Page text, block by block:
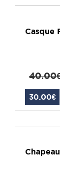
Casque
30.00€